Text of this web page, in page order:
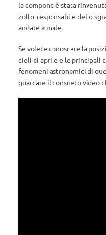
la compone è stata
zolfo, responsabile dello
andate a male.
Se volete conoscere la
cieli di aprile e le principali
fenomeni astronomici di
guardare il consueto video